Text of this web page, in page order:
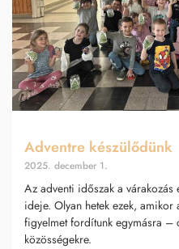
Adventre készülődünk
2025. december 1.
Az adventi időszak a várakozás
ideje. Olyan hetek ezek,
figyelmet fordítunk egymásra –
közösségekre.